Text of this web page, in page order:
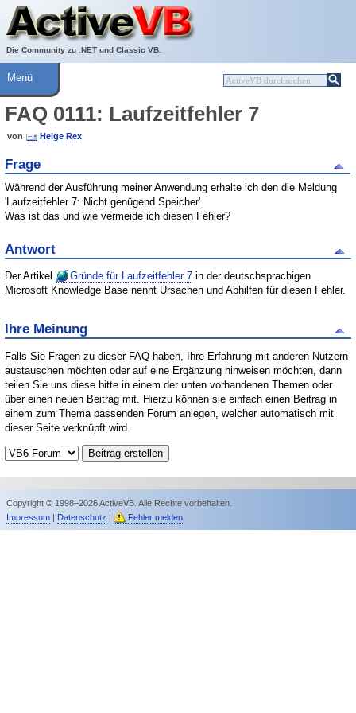
Die Community zu .NET und Classic VB.
Über ActiveVB
Hilfe
Menü
FAQ 0111: Laufzeitfehler 7
von Helge Rex
Frage
Während der Ausführung meiner Anwendung erhalte ich den die Meldung
'Laufzeitfehler 7: Nicht genügend Speicher'.
Was ist das und wie vermeide ich diesen Fehler?
Antwort
Der Artikel Gründe für Laufzeitfehler 7 in der deutschsprachigen
Microsoft Knowledge Base nennt Ursachen und Abhilfen für diesen Fehler.
Ihre Meinung
Falls Sie Fragen zu dieser FAQ haben, Ihre Erfahrung mit anderen Nutzern
austauschen möchten oder auf eine Ergänzung hinweisen möchten, dann
teilen Sie uns diese bitte in einem der unten vorhandenen Themen oder
über einen neuen Beitrag mit. Hierzu können sie einfach einen Beitrag in
einem zum Thema passenden Forum anlegen, welcher automatisch mit
dieser Seite verknüpft wird.
Copyright © 1998–2026 ActiveVB. Alle Rechte vorbehalten.
Impressum| Datenschutz | Fehler melden